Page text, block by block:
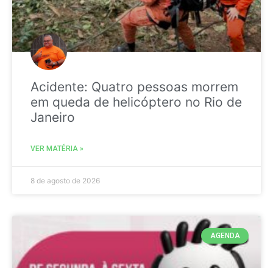
Acidente: Quatro pessoas morrem
em queda de helicóptero no Rio de
Janeiro
VER MATÉRIA »
8 de agosto de 2026
AGENDA